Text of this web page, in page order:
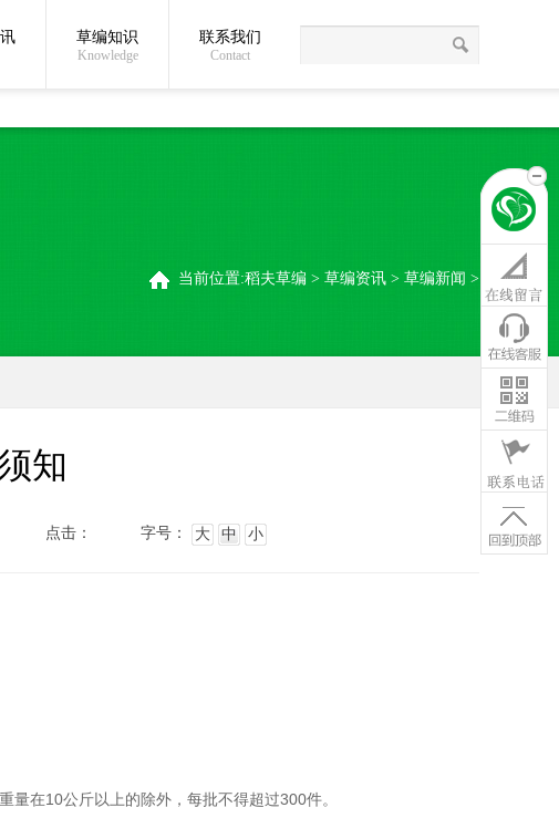
关于我们 草编常识 稻夫草编制品厂
草编知识
Knowledge
联系我们
Contact
当前位置:稻夫草编 > 草编资讯 > 草编新闻 >
知
点击： 字号： 大 中 小
在10公斤以上的除外，每批不得超过300件。